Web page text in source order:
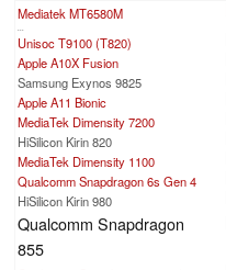
Mediatek MT6580M
...
Unisoc T9100 (T820)
Apple A10X Fusion
Samsung Exynos 9825
Apple A11 Bionic
MediaTek Dimensity 7200
HiSilicon Kirin 820
MediaTek Dimensity 1100
Qualcomm Snapdragon 6s Gen 4
HiSilicon Kirin 980
Qualcomm Snapdragon
855